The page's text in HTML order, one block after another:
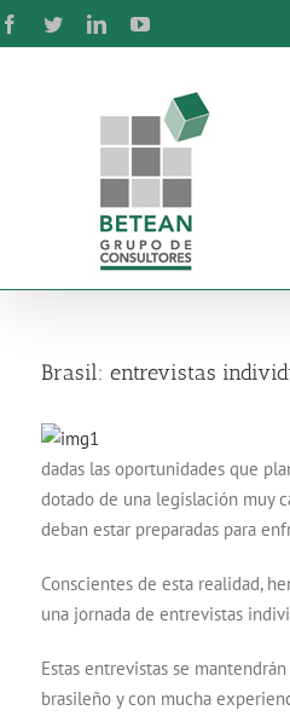
Skip
to
Facebook
TwitterLinkedInYouTube
Brasil: entrevistas
dadas las oportunidades que
dotado de una legislación muy
deban estar preparadas para
Conscientes de esta realidad,
una jornada de entrevistas
Estas entrevistas se
brasileño y con mucha